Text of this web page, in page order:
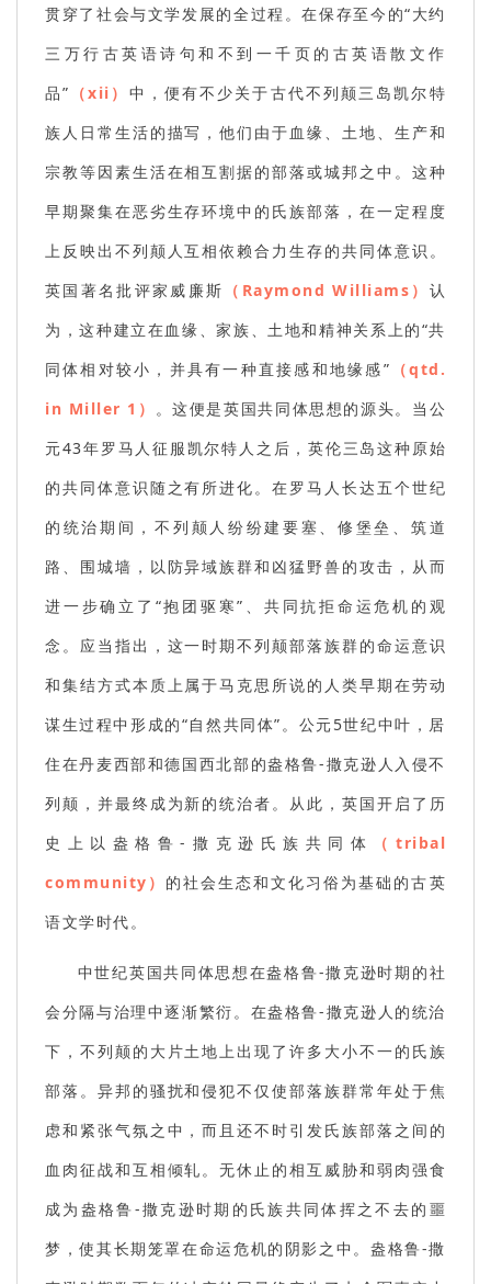
贯穿了社会与文学发展的全过程。在保存至今的“大约
三万行古英语诗句和不到一千页的古英语散文作
品” （xii） 中，便有不少关于古代不列颠三岛凯尔特
族人日常生活的描写，他们由于血缘、土地、生产和
宗教等因素生活在相互割据的部落或城邦之中。这种
早期聚集在恶劣生存环境中的氏族部落，在一定程度
上反映出不列颠人互相依赖合力生存的共同体意识。
英国著名批评家威廉斯 （Raymond Williams） 认
为，这种建立在血缘、家族、土地和精神关系上的“共
同体相对较小，并具有一种直接感和地缘感” （qtd.
in Miller 1）
。这便是英国共同体思想的源头。当公
元43年罗马人征服凯尔特人之后，英伦三岛这种原始
的共同体意识随之有所进化。在罗马人长达五个世纪
的统治期间，不列颠人纷纷建要塞、修堡垒、筑道
路、围城墙，以防异域族群和凶猛野兽的攻击，从而
进一步确立了“抱团驱寒”、共同抗拒命运危机的观
念。应当指出，这一时期不列颠部落族群的命运意识
和集结方式本质上属于马克思所说的人类早期在劳动
谋生过程中形成的“自然共同体”。公元5世纪中叶，居
住在丹麦西部和德国西北部的盎格鲁-撒克逊人入侵不
列颠，并最终成为新的统治者。从此，英国开启了历
史上以盎格鲁-撒克逊氏族共同体
（tribal
community） 的社会生态和文化习俗为基础的古英
语文学时代。
中世纪英国共同体思想在盎格鲁-撒克逊时期的社
会分隔与治理中逐渐繁衍。在盎格鲁-撒克逊人的统治
下，不列颠的大片土地上出现了许多大小不一的氏族
部落。异邦的骚扰和侵犯不仅使部落族群常年处于焦
虑和紧张气氛之中，而且还不时引发氏族部落之间的
血肉征战和互相倾轧。无休止的相互威胁和弱肉强食
成为盎格鲁-撒克逊时期的氏族共同体挥之不去的噩
梦，使其长期笼罩在命运危机的阴影之中。盎格鲁-撒